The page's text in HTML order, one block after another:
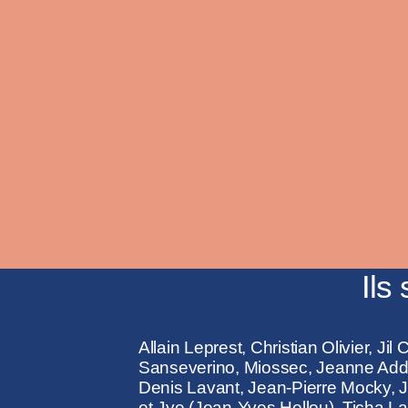
Ils
Allain Leprest, Christian Olivier, Jil
Sanseverino, Miossec, Jeanne
Denis Lavant, Jean-Pierre Mocky,